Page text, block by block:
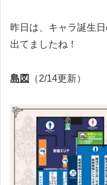
昨日は、キャラ誕生
出てましたね！
島図 （2/14更新）